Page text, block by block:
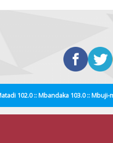
102.0 :: Mbandaka 103.0 :: Mbuji-